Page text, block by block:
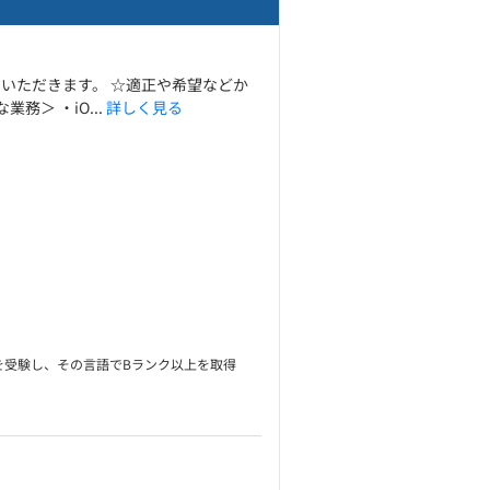
ただきます。 ☆適正や希望などか
業務＞ ・iO... 詳しく見る
験し、その言語でBランク以上を取得